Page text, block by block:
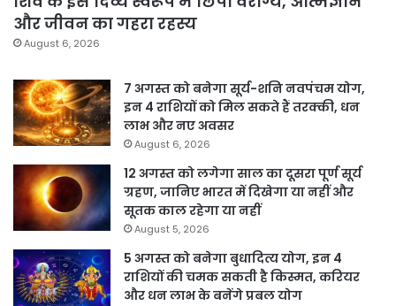
और जीवन का गहरा रहस्य
August 6, 2026
7 अगस्त को बनेगा सूर्य-शनि नवपंचम योग,
इन 4 राशियों को मिल सकते हैं तरक्की, धन
लाभ और नए अवसर
August 6, 2026
12 अगस्त को लगेगा साल का दूसरा पूर्ण सूर्य
ग्रहण, जानिए भारत में दिखेगा या नहीं और
सूतक काल रहेगा या नहीं
August 5, 2026
5 अगस्त को बनेगा बुधादित्य योग, इन 4
राशियों की चमक सकती है किस्मत, करियर
और धन लाभ के बनेंगे प्रबल योग